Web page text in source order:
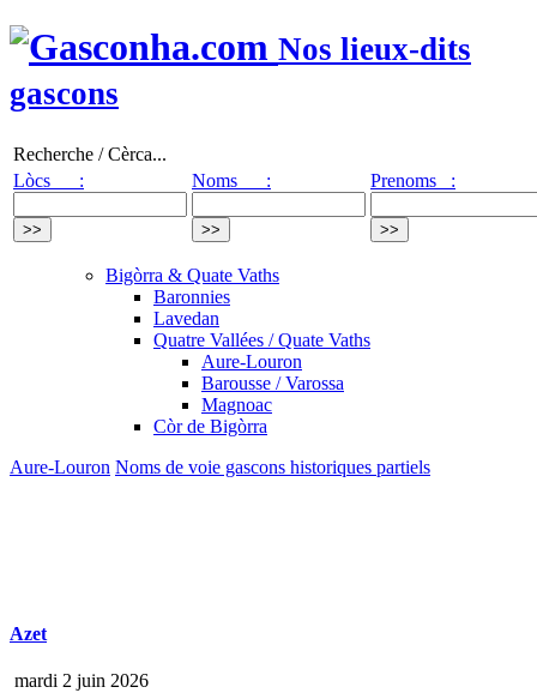
Nos lieux-dits
gascons
Recherche / Cèrca...
Lòcs :
Noms : Prenoms :
Bigòrra & Quate Vaths
Baronnies
Lavedan
Quatre Vallées / Quate Vaths
Aure-Louron
Barousse / Varossa
Magnoac
Còr de Bigòrra
Aure-Louron Noms de voie gascons historiques partiels
Azet
mardi 2 juin 2026